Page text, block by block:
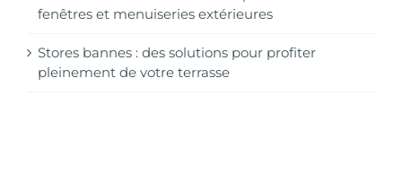
fenêtres et menuiseries extérieures
Stores bannes : des solutions pour profiter
pleinement de votre terrasse